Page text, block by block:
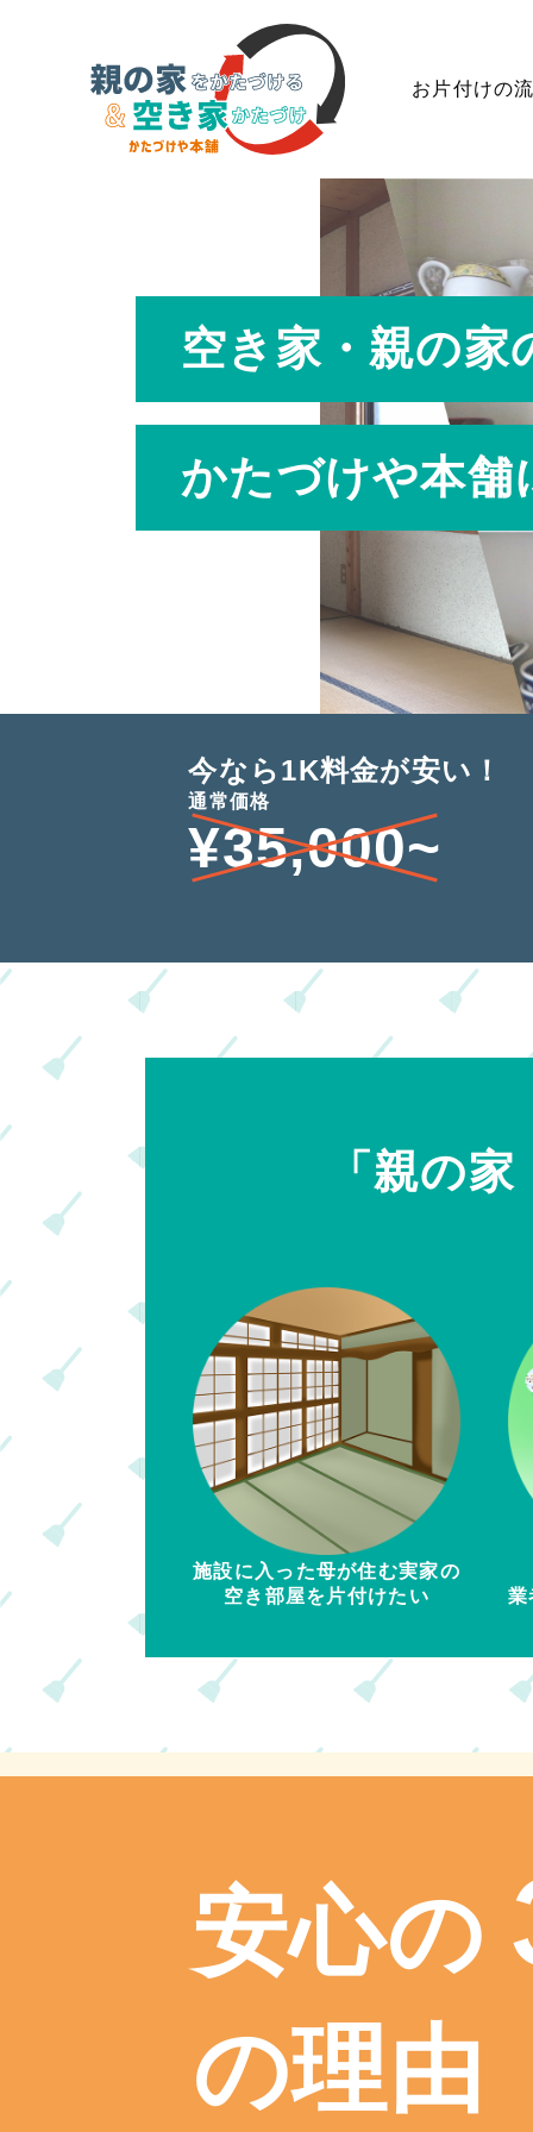
お片付けの
空き家・親の家
かたづけや本舗
今なら1K料金が安い！
通常価格
¥35,000~
「親の
施設に入った母が住む実家の
空き部屋を片付けたい
業
安心の
の理由